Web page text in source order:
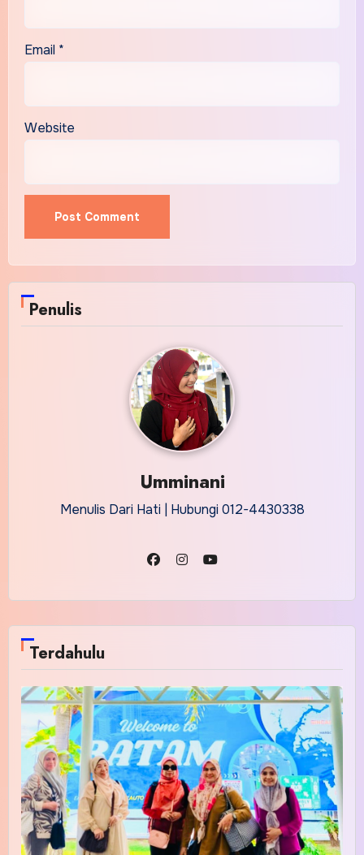
Email *
Website
Penulis
Umminani
Menulis Dari Hati | Hubungi 012-4430338
Terdahulu